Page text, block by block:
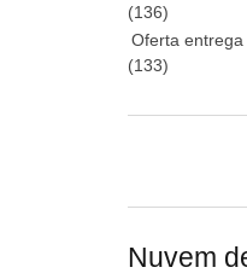
(136)
Oferta
(133)
Nuvem